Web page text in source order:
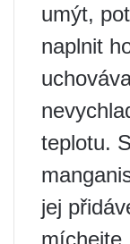
umýt,
naplnit
teplotu.
jej